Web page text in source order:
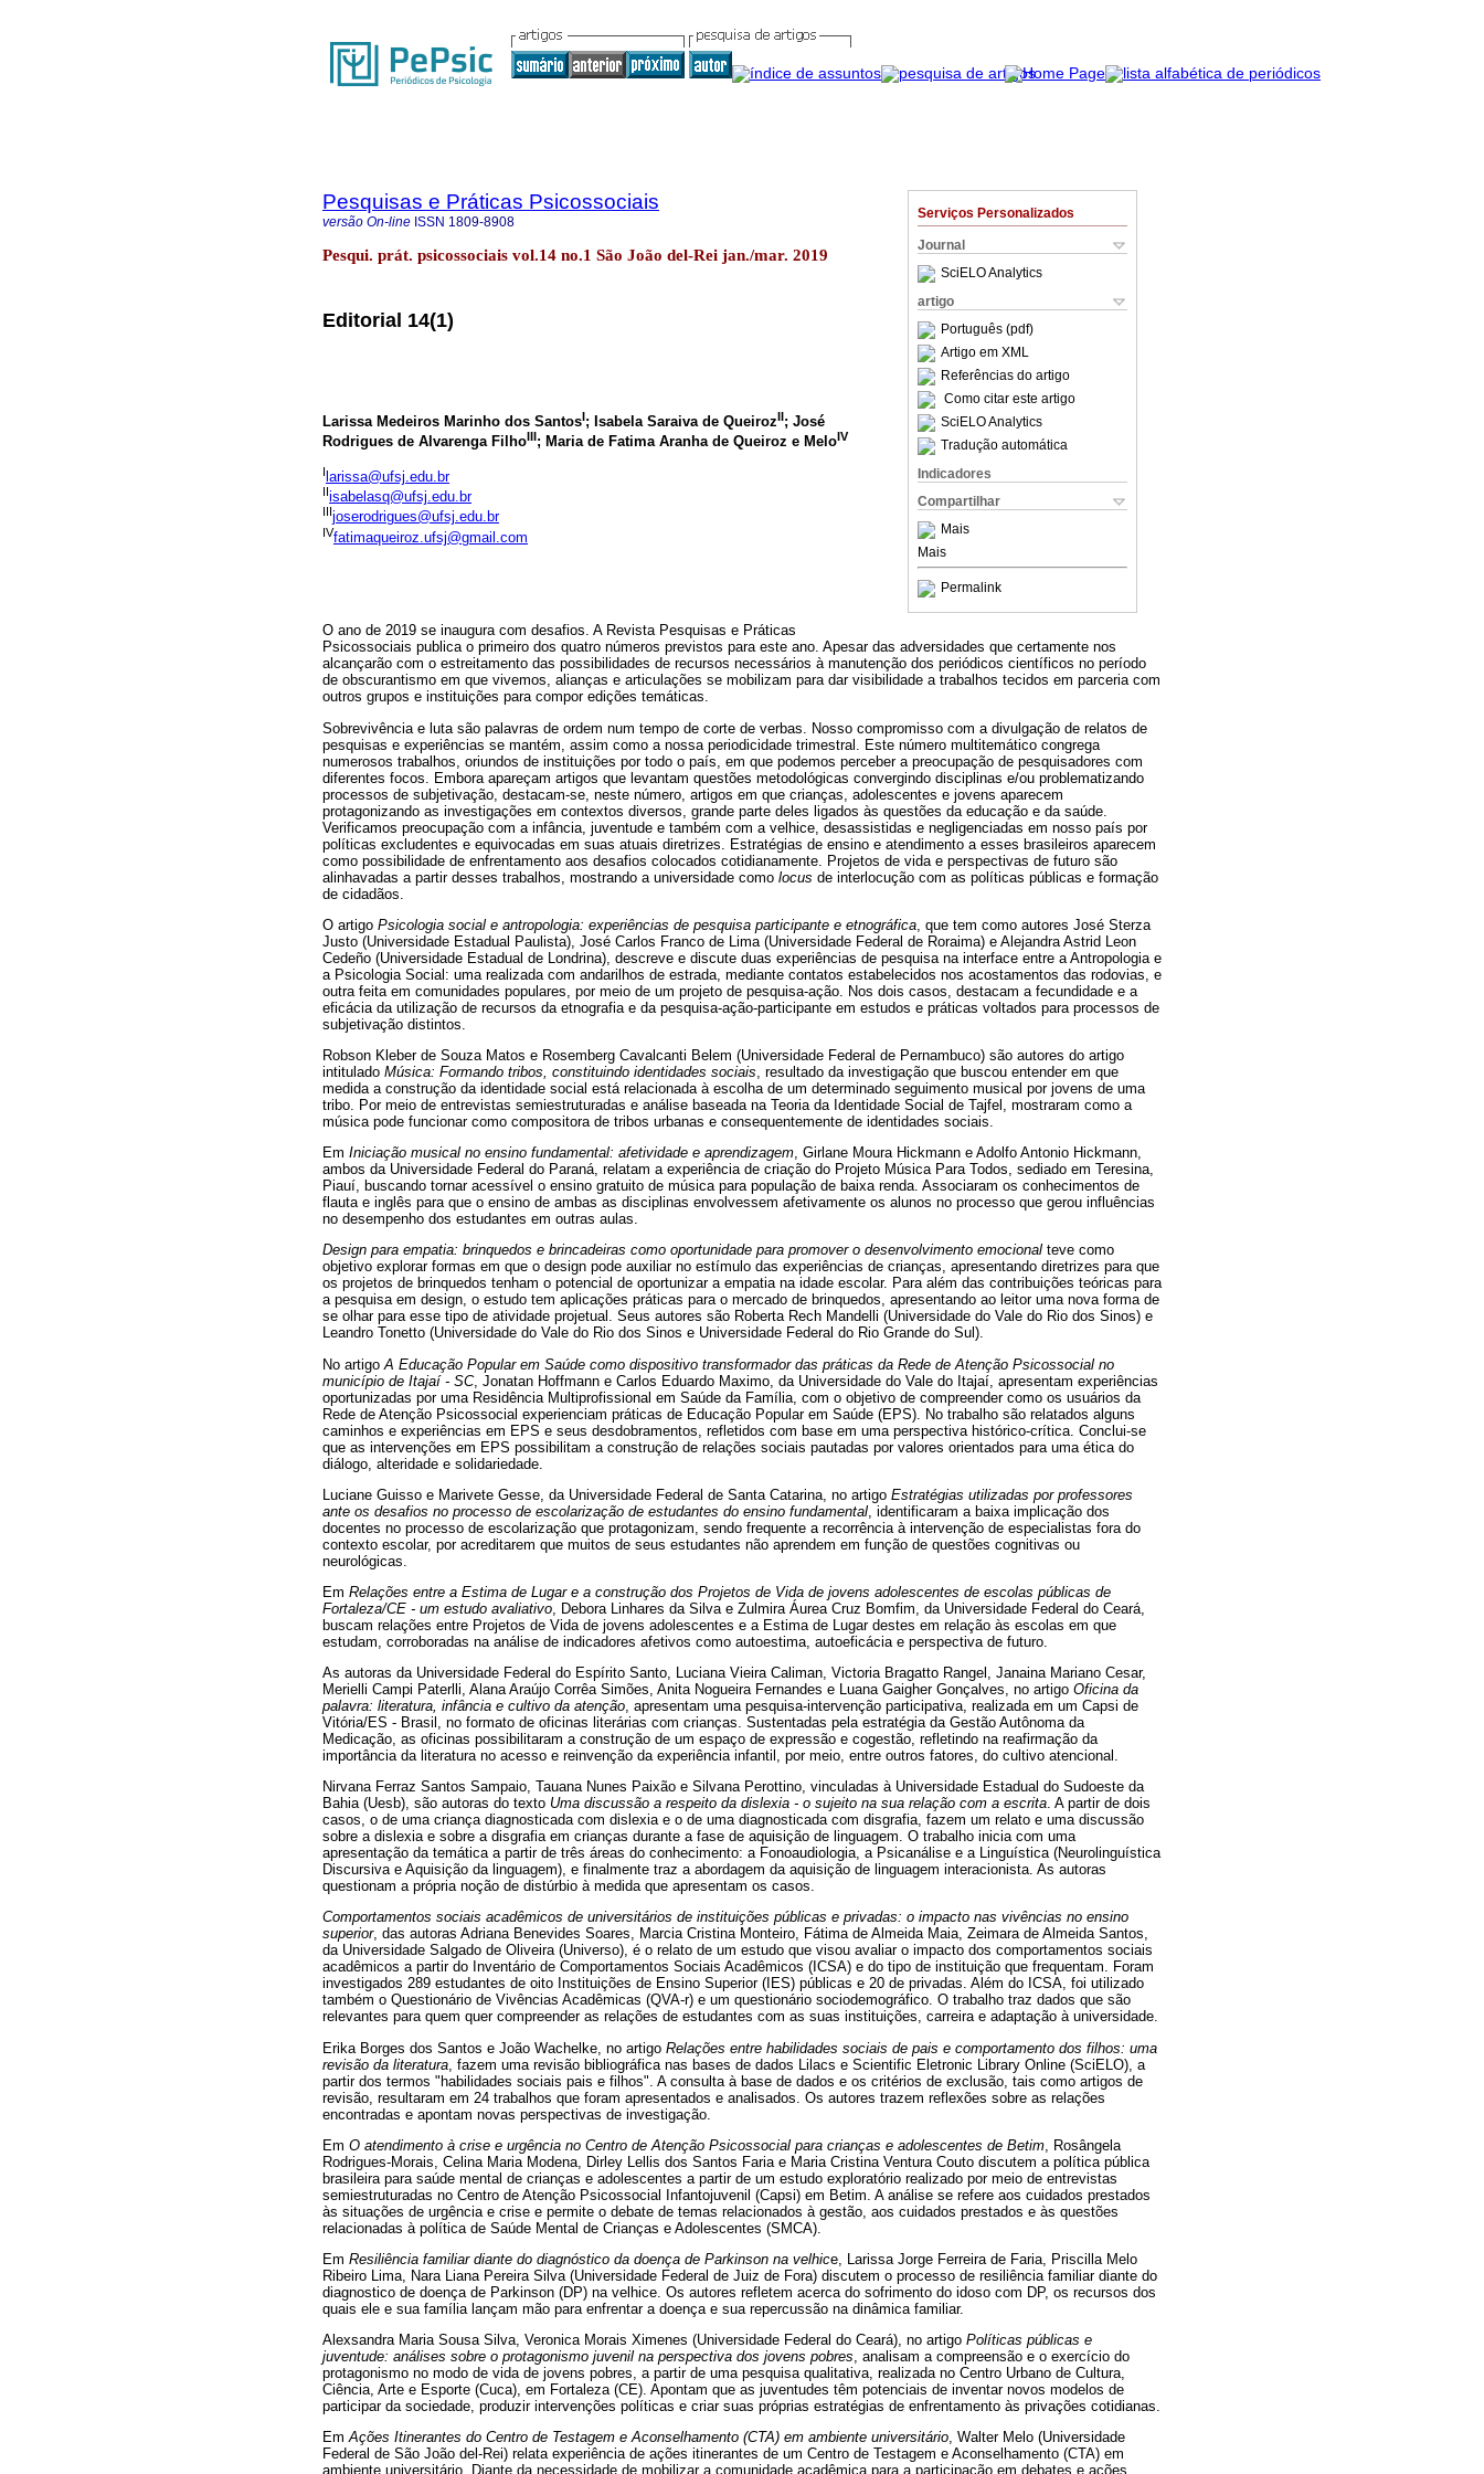
Serviços Personalizados
Journal
SciELO Analytics
artigo
Português (pdf)
Artigo em XML
Referências do artigo
Como citar este artigo
SciELO Analytics
Tradução automática
Indicadores
Compartilhar
Mais
Mais
Permalink
Pesquisas e Práticas Psicossociais
versão On-line ISSN 1809-8908
Pesqui. prát. psicossociais vol.14 no.1 São João del-Rei jan./mar. 2019
Editorial 14(1)
Larissa Medeiros Marinho dos SantosI; Isabela Saraiva de QueirozII; José
Rodrigues de Alvarenga FilhoIII; Maria de Fatima Aranha de Queiroz e MeloIV
I larissa@ufsj.edu.br
IIisabelasq@ufsj.edu.br
IIIjoserodrigues@ufsj.edu.br
IVfatimaqueiroz.ufsj@gmail.com
O ano de 2019 se inaugura com desafios. A Revista Pesquisas e Práticas
Psicossociais publica o primeiro dos quatro números previstos para este ano. Apesar das adversidades que certamente nos
alcançarão com o estreitamento das possibilidades de recursos necessários à manutenção dos periódicos científicos no período
de obscurantismo em que vivemos, alianças e articulações se mobilizam para dar visibilidade a trabalhos tecidos em parceria com
outros grupos e instituições para compor edições temáticas.
Sobrevivência e luta são palavras de ordem num tempo de corte de verbas. Nosso compromisso com a divulgação de relatos de
pesquisas e experiências se mantém, assim como a nossa periodicidade trimestral. Este número multitemático congrega
numerosos trabalhos, oriundos de instituições por todo o país, em que podemos perceber a preocupação de pesquisadores com
diferentes focos. Embora apareçam artigos que levantam questões metodológicas convergindo disciplinas e/ou problematizando
processos de subjetivação, destacam-se, neste número, artigos em que crianças, adolescentes e jovens aparecem
protagonizando as investigações em contextos diversos, grande parte deles ligados às questões da educação e da saúde.
Verificamos preocupação com a infância, juventude e também com a velhice, desassistidas e negligenciadas em nosso país por
políticas excludentes e equivocadas em suas atuais diretrizes. Estratégias de ensino e atendimento a esses brasileiros aparecem
como possibilidade de enfrentamento aos desafios colocados cotidianamente. Projetos de vida e perspectivas de futuro são
alinhavadas a partir desses trabalhos, mostrando a universidade como locus de interlocução com as políticas públicas e formação
de cidadãos.
O artigo Psicologia social e antropologia: experiências de pesquisa participante e etnográfica , que tem como autores José Sterza
Justo (Universidade Estadual Paulista), José Carlos Franco de Lima (Universidade Federal de Roraima) e Alejandra Astrid Leon
Cedeño (Universidade Estadual de Londrina), descreve e discute duas experiências de pesquisa na interface entre a Antropologia e
a Psicologia Social: uma realizada com andarilhos de estrada, mediante contatos estabelecidos nos acostamentos das rodovias, e
outra feita em comunidades populares, por meio de um projeto de pesquisa-ação. Nos dois casos, destacam a fecundidade e a
eficácia da utilização de recursos da etnografia e da pesquisa-ação-participante em estudos e práticas voltados para processos de
subjetivação distintos.
Robson Kleber de Souza Matos e Rosemberg Cavalcanti Belem (Universidade Federal de Pernambuco) são autores do artigo
intitulado Música: Formando tribos, constituindo identidades sociais , resultado da investigação que buscou entender em que
medida a construção da identidade social está relacionada à escolha de um determinado seguimento musical por jovens de uma
tribo. Por meio de entrevistas semiestruturadas e análise baseada na Teoria da Identidade Social de Tajfel, mostraram como a
música pode funcionar como compositora de tribos urbanas e consequentemente de identidades sociais.
Em Iniciação musical no ensino fundamental: afetividade e aprendizagem, Girlane Moura Hickmann e Adolfo Antonio Hickmann,
ambos da Universidade Federal do Paraná, relatam a experiência de criação do Projeto Música Para Todos, sediado em Teresina,
Piauí, buscando tornar acessível o ensino gratuito de música para população de baixa renda. Associaram os conhecimentos de
flauta e inglês para que o ensino de ambas as disciplinas envolvessem afetivamente os alunos no processo que gerou influências
no desempenho dos estudantes em outras aulas.
Design para empatia: brinquedos e brincadeiras como oportunidade para promover o desenvolvimento emocional teve como
objetivo explorar formas em que o design pode auxiliar no estímulo das experiências de crianças, apresentando diretrizes para que
os projetos de brinquedos tenham o potencial de oportunizar a empatia na idade escolar. Para além das contribuições teóricas para
a pesquisa em design, o estudo tem aplicações práticas para o mercado de brinquedos, apresentando ao leitor uma nova forma de
se olhar para esse tipo de atividade projetual. Seus autores são Roberta Rech Mandelli (Universidade do Vale do Rio dos Sinos) e
Leandro Tonetto (Universidade do Vale do Rio dos Sinos e Universidade Federal do Rio Grande do Sul).
No artigo A Educação Popular em Saúde como dispositivo transformador das práticas da Rede de Atenção Psicossocial no
município de Itajaí - SC, Jonatan Hoffmann e Carlos Eduardo Maximo, da Universidade do Vale do Itajaí, apresentam experiências
oportunizadas por uma Residência Multiprofissional em Saúde da Família, com o objetivo de compreender como os usuários da
Rede de Atenção Psicossocial experienciam práticas de Educação Popular em Saúde (EPS). No trabalho são relatados alguns
caminhos e experiências em EPS e seus desdobramentos, refletidos com base em uma perspectiva histórico-crítica. Conclui-se
que as intervenções em EPS possibilitam a construção de relações sociais pautadas por valores orientados para uma ética do
diálogo, alteridade e solidariedade.
Luciane Guisso e Marivete Gesse, da Universidade Federal de Santa Catarina, no artigo Estratégias utilizadas por professores
ante os desafios no processo de escolarização de estudantes do ensino fundamental , identificaram a baixa implicação dos
docentes no processo de escolarização que protagonizam, sendo frequente a recorrência à intervenção de especialistas fora do
contexto escolar, por acreditarem que muitos de seus estudantes não aprendem em função de questões cognitivas ou
neurológicas.
Em Relações entre a Estima de Lugar e a construção dos Projetos de Vida de jovens adolescentes de escolas públicas de
Fortaleza/CE - um estudo avaliativo , Debora Linhares da Silva e Zulmira Áurea Cruz Bomfim, da Universidade Federal do Ceará,
buscam relações entre Projetos de Vida de jovens adolescentes e a Estima de Lugar destes em relação às escolas em que
estudam, corroboradas na análise de indicadores afetivos como autoestima, autoeficácia e perspectiva de futuro.
As autoras da Universidade Federal do Espírito Santo, Luciana Vieira Caliman, Victoria Bragatto Rangel, Janaina Mariano Cesar,
Merielli Campi Paterlli, Alana Araújo Corrêa Simões, Anita Nogueira Fernandes e Luana Gaigher Gonçalves, no artigo Oficina da
palavra: literatura, infância e cultivo da atenção, apresentam uma pesquisa-intervenção participativa, realizada em um Capsi de
Vitória/ES - Brasil, no formato de oficinas literárias com crianças. Sustentadas pela estratégia da Gestão Autônoma da
Medicação, as oficinas possibilitaram a construção de um espaço de expressão e cogestão, refletindo na reafirmação da
importância da literatura no acesso e reinvenção da experiência infantil, por meio, entre outros fatores, do cultivo atencional.
Nirvana Ferraz Santos Sampaio, Tauana Nunes Paixão e Silvana Perottino, vinculadas à Universidade Estadual do Sudoeste da
Bahia (Uesb), são autoras do texto Uma discussão a respeito da dislexia - o sujeito na sua relação com a escrita. A partir de dois
casos, o de uma criança diagnosticada com dislexia e o de uma diagnosticada com disgrafia, fazem um relato e uma discussão
sobre a dislexia e sobre a disgrafia em crianças durante a fase de aquisição de linguagem. O trabalho inicia com uma
apresentação da temática a partir de três áreas do conhecimento: a Fonoaudiologia, a Psicanálise e a Linguística (Neurolinguística
Discursiva e Aquisição da linguagem), e finalmente traz a abordagem da aquisição de linguagem interacionista. As autoras
questionam a própria noção de distúrbio à medida que apresentam os casos.
Comportamentos sociais acadêmicos de universitários de instituições públicas e privadas: o impacto nas vivências no ensino
superior, das autoras Adriana Benevides Soares, Marcia Cristina Monteiro, Fátima de Almeida Maia, Zeimara de Almeida Santos,
da Universidade Salgado de Oliveira (Universo), é o relato de um estudo que visou avaliar o impacto dos comportamentos sociais
acadêmicos a partir do Inventário de Comportamentos Sociais Acadêmicos (ICSA) e do tipo de instituição que frequentam. Foram
investigados 289 estudantes de oito Instituições de Ensino Superior (IES) públicas e 20 de privadas. Além do ICSA, foi utilizado
também o Questionário de Vivências Acadêmicas (QVA-r) e um questionário sociodemográfico. O trabalho traz dados que são
relevantes para quem quer compreender as relações de estudantes com as suas instituições, carreira e adaptação à universidade.
Erika Borges dos Santos e João Wachelke, no artigo Relações entre habilidades sociais de pais e comportamento dos filhos: uma
revisão da literatura , fazem uma revisão bibliográfica nas bases de dados Lilacs e Scientific Eletronic Library Online (SciELO), a
partir dos termos "habilidades sociais pais e filhos". A consulta à base de dados e os critérios de exclusão, tais como artigos de
revisão, resultaram em 24 trabalhos que foram apresentados e analisados. Os autores trazem reflexões sobre as relações
encontradas e apontam novas perspectivas de investigação.
Em O atendimento à crise e urgência no Centro de Atenção Psicossocial para crianças e adolescentes de Betim , Rosângela
Rodrigues-Morais, Celina Maria Modena, Dirley Lellis dos Santos Faria e Maria Cristina Ventura Couto discutem a política pública
brasileira para saúde mental de crianças e adolescentes a partir de um estudo exploratório realizado por meio de entrevistas
semiestruturadas no Centro de Atenção Psicossocial Infantojuvenil (Capsi) em Betim. A análise se refere aos cuidados prestados
às situações de urgência e crise e permite o debate de temas relacionados à gestão, aos cuidados prestados e às questões
relacionadas à política de Saúde Mental de Crianças e Adolescentes (SMCA).
Em Resiliência familiar diante do diagnóstico da doença de Parkinson na velhice, Larissa Jorge Ferreira de Faria, Priscilla Melo
Ribeiro Lima, Nara Liana Pereira Silva (Universidade Federal de Juiz de Fora) discutem o processo de resiliência familiar diante do
diagnostico de doença de Parkinson (DP) na velhice. Os autores refletem acerca do sofrimento do idoso com DP, os recursos dos
quais ele e sua família lançam mão para enfrentar a doença e sua repercussão na dinâmica familiar.
Alexsandra Maria Sousa Silva, Veronica Morais Ximenes (Universidade Federal do Ceará), no artigo Políticas públicas e
juventude: análises sobre o protagonismo juvenil na perspectiva dos jovens pobres, analisam a compreensão e o exercício do
protagonismo no modo de vida de jovens pobres, a partir de uma pesquisa qualitativa, realizada no Centro Urbano de Cultura,
Ciência, Arte e Esporte (Cuca), em Fortaleza (CE). Apontam que as juventudes têm potenciais de inventar novos modelos de
participar da sociedade, produzir intervenções políticas e criar suas próprias estratégias de enfrentamento às privações cotidianas.
EmAções Itinerantes do Centro de Testagem e Aconselhamento (CTA) em ambiente universitário, Walter Melo (Universidade
Federal de São João del-Rei) relata experiência de ações itinerantes de um Centro de Testagem e Aconselhamento (CTA) em
ambiente universitário. Diante da necessidade de mobilizar a comunidade acadêmica para a participação em debates e ações